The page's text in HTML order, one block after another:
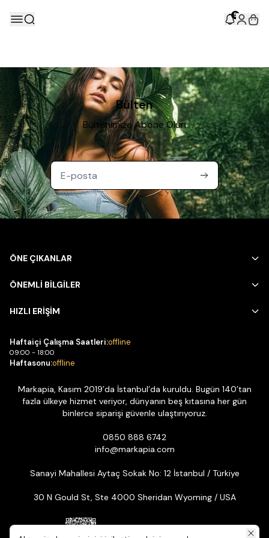
5
Bülten
Bültenimize Abone Olun
ÖNE ÇIKANLAR
ÖNEMLİ BİLGİLER
HIZLI ERİŞİM
Haftaiçi Çalışma Saatleri:offline
09:00 - 18:00
Haftasonu:offline
Markapia, Kasım 2019’da İstanbul’da kuruldu. Bugün 140’tan
fazla ülkeye hizmet veriyor, dünyanın beş kıtasına her gün
binlerce siparişi güvenle ulaştırıyoruz.
0850 888 6742
info@markapia.com
Sanayi Mahallesi Aytaç Sokak No: 12 İstanbul / Türkiye
30 N Gould St, Ste 4000 Sheridan Wyoming / USA